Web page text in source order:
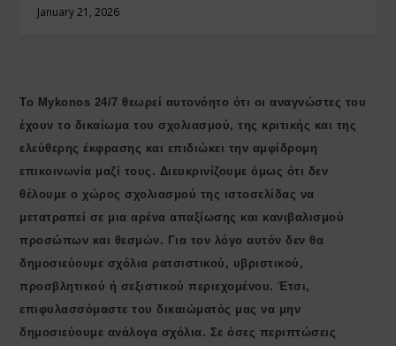
January 21, 2026
Το Mykonos 24/7 θεωρεί αυτονόητο ότι οι αναγνώστες του
έχουν το δικαίωμα του σχολιασμού, της κριτικής και της
ελεύθερης έκφρασης και επιδιώκει την αμφίδρομη
επικοινωνία μαζί τους. Διευκρινίζουμε όμως ότι δεν
θέλουμε ο χώρος σχολιασμού της ιστοσελίδας να
μετατραπεί σε μια αρένα απαξίωσης και κανιβαλισμού
προσώπων και θεσμών. Για τον λόγο αυτόν δεν θα
δημοσιεύουμε σχόλια ρατσιστικού, υβριστικού,
προσβλητικού ή σεξιστικού περιεχομένου. Έτσι,
επιφυλασσόμαστε του δικαιώματός μας να μην
δημοσιεύουμε ανάλογα σχόλια. Σε όσες περιπτώσεις